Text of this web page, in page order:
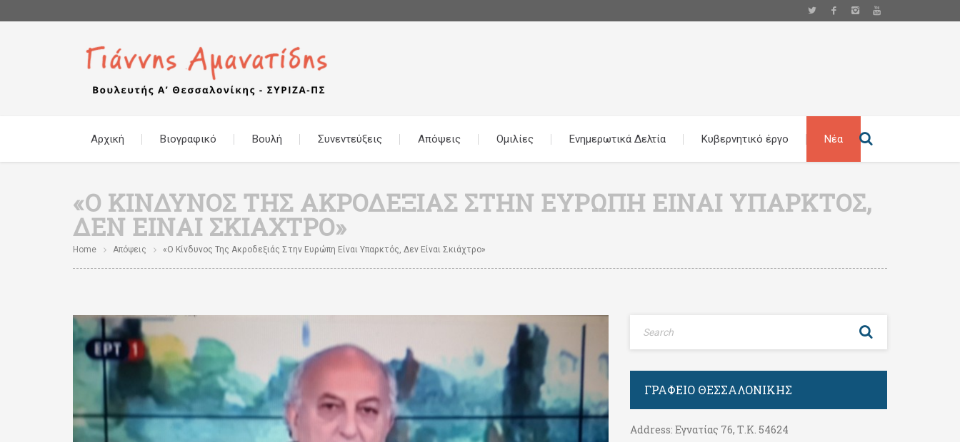
Αρχική Βιογραφικό Βουλή Συνεντεύξεις Απόψεις Ομιλίες Ενημερωτικά Δελτία Κυβερνητικό έργο Νέα
«Ο ΚΊΝΔΥΝΟΣ ΤΗΣ ΑΚΡΟΔΕΞΙΆΣ ΣΤΗΝ ΕΥΡΏΠΗ ΕΊΝΑΙ ΥΠΑΡΚΤΌΣ,
ΔΕΝ ΕΊΝΑΙ ΣΚΙΆΧΤΡΟ»
Home Απόψεις «Ο Κίνδυνος Της Ακροδεξιάς Στην Ευρώπη Είναι Υπαρκτός, Δεν Είναι Σκιάχτρο»
ΓΡΑΦΕΊΟ ΘΕΣΣΑΛΟΝΊΚΗΣ
Address: Εγνατίας 76, Τ.Κ. 54624